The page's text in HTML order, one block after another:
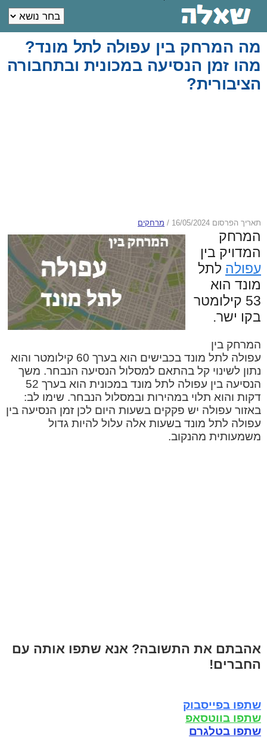
מה המרחק בין עפולה לתל מונד?
מהו זמן הנסיעה במכונית ובתחבורה
הציבורית?
תאריך הפרסום 16/05/2024 / מרחקים
המרחק
המדויק בין
עפולה לתל
מונד הוא
53 קילומטר
בקו ישר.
המרחק בין
עפולה לתל מונד בכבישים הוא בערך 60 קילומטר והוא
נתון לשינוי קל בהתאם למסלול הנסיעה הנבחר. משך
הנסיעה בין עפולה לתל מונד במכונית הוא בערך 52
דקות והוא תלוי במהירות ובמסלול הנבחר. שימו לב:
באזור עפולה יש פקקים בשעות היום לכן זמן הנסיעה בין
עפולה לתל מונד בשעות אלה עלול להיות גדול
משמעותית מהנקוב.
אהבתם את התשובה? אנא שתפו אותה עם
החברים!
שתפו בפייסבוק
שתפו בווטסאפ
שתפו בטלגרם